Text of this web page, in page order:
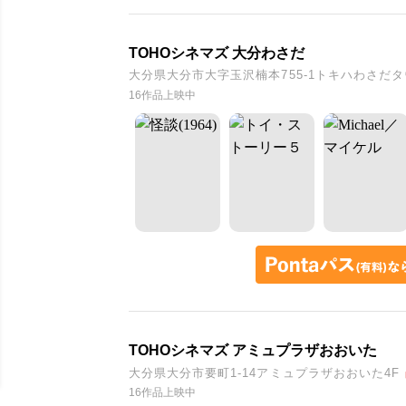
TOHOシネマズ 大分わさだ
大分県大分市大字玉沢楠本755-1トキハわさだ
16作品上映中
TOHOシネマズ アミュプラザおおいた
大分県大分市要町1-14アミュプラザおおいた4F
16作品上映中